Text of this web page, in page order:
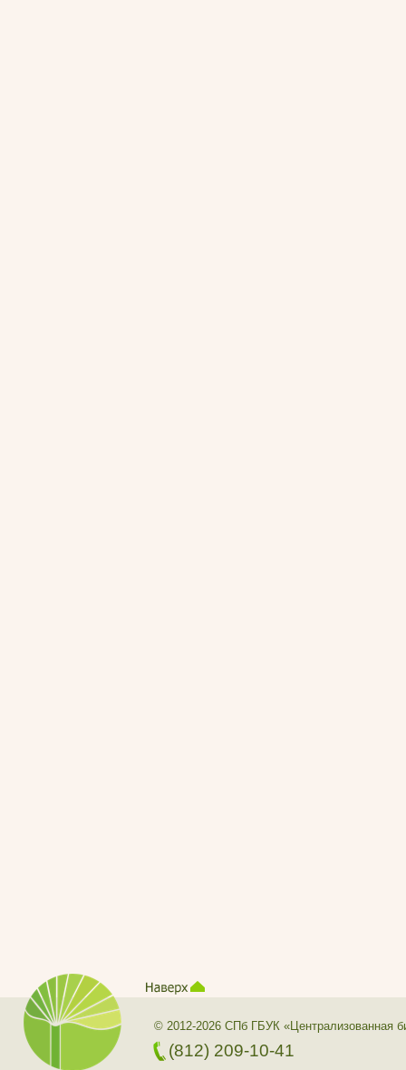
© 2012-2026 СПб ГБУК «Централизованная
(812) 209-10-41